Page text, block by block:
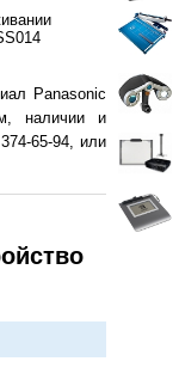
Panasonic
наличии и
65-94, или